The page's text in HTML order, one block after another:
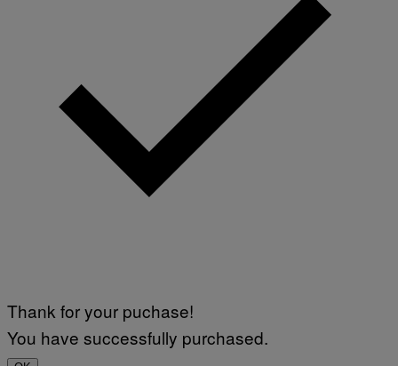
Thank for your puchase!
You have successfully purchased.